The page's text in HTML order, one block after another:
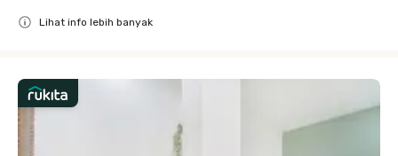
Lihat info lebih banyak